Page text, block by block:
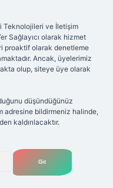
Teknolojileri ve İletişim
Sağlayıcı olarak hizmet
proaktif olarak denetleme
Ancak, üyelerimiz
olup, siteye üye olarak
düşündüğünüz
adresine bildirmeniz halinde,
kaldırılacaktır.